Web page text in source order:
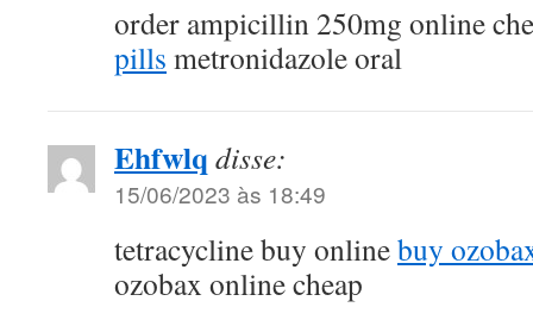
order ampicillin 250mg online
pills metronidazole oral
Ehfwlq disse:
15/06/2023 às 18:49
tetracycline buy onlinebuy
ozobax online cheap